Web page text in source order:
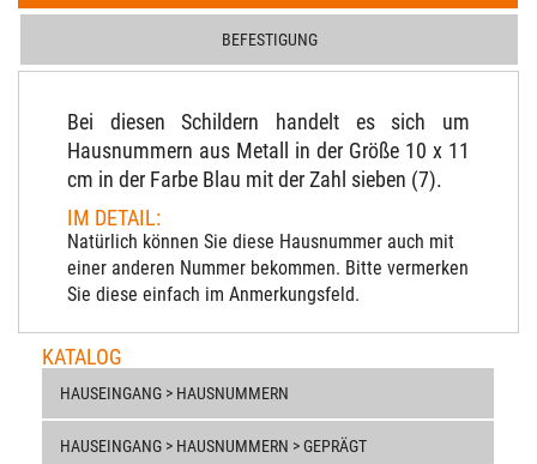
BEFESTIGUNG
Bei diesen Schildern handelt es sich um
Hausnummern aus Metall in der Größe 10 x 11
cm in der Farbe Blau mit der Zahl sieben (7).
IM DETAIL:
Natürlich können Sie diese Hausnummer auch mit
einer anderen Nummer bekommen. Bitte vermerken
Sie diese einfach im Anmerkungsfeld.
KATALOG
HAUSEINGANG > HAUSNUMMERN
HAUSEINGANG > HAUSNUMMERN > GEPRÄGT